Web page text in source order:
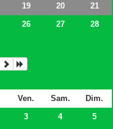
19 20
21
26 27
28
Ven. Sam.
Dim.
3 4
5